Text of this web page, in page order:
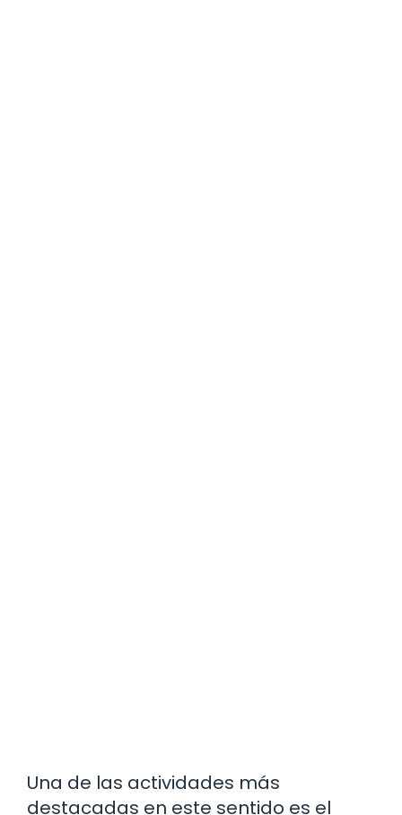
Una de las actividades más
destacadas en este sentido es el